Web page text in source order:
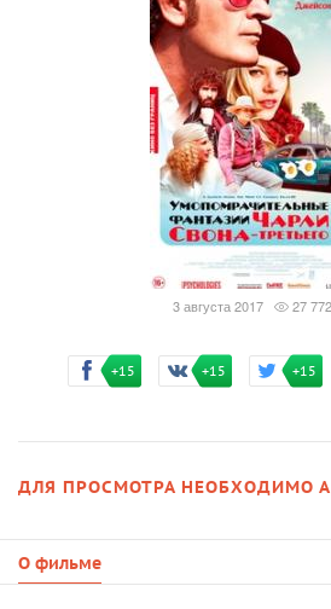
3 августа 2017 27 772
+15 +15 +15
ДЛЯ ПРОСМОТРА НЕОБХОДИМО
О фильме